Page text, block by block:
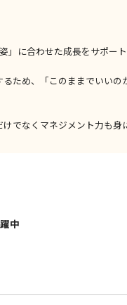
に合わせた成長をサポート
ため、「このままでいい
でなくマネジメント力も身
中